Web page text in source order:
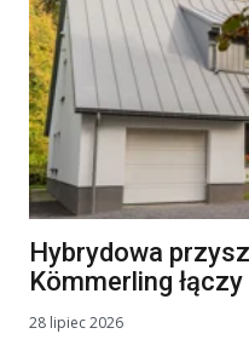
Hybrydowa
Kömmerling
28 lipiec 2026